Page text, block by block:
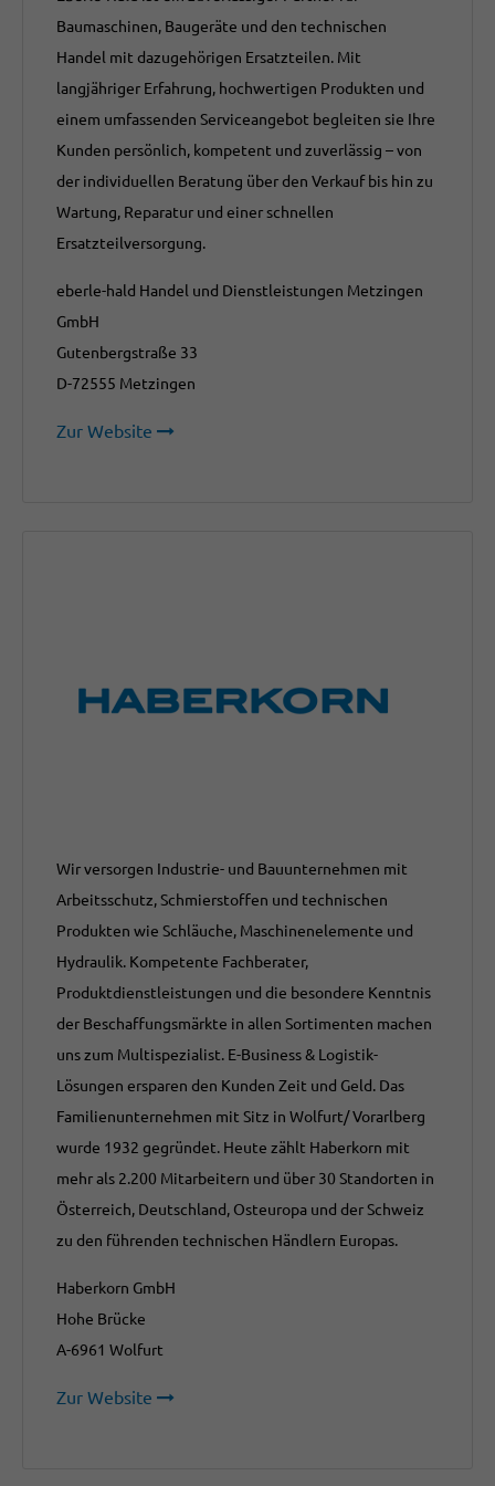
Baumaschinen, Baugeräte und den technischen
Handel mit dazugehörigen Ersatzteilen. Mit
langjähriger Erfahrung, hochwertigen Produkten und
einem umfassenden Serviceangebot begleiten sie Ihre
Kunden persönlich, kompetent und zuverlässig – von
der individuellen Beratung über den Verkauf bis hin zu
Wartung, Reparatur und einer schnellen
Ersatzteilversorgung.
eberle-hald Handel und Dienstleistungen Metzingen
GmbH
Gutenbergstraße 33
D-72555 Metzingen
Zur Website
Wir versorgen Industrie- und Bauunternehmen mit
Arbeitsschutz, Schmierstoffen und technischen
Produkten wie Schläuche, Maschinenelemente und
Hydraulik. Kompetente Fachberater,
Produktdienstleistungen und die besondere Kenntnis
der Beschaffungsmärkte in allen Sortimenten machen
uns zum Multispezialist. E-Business & Logistik-
Lösungen ersparen den Kunden Zeit und Geld. Das
Familienunternehmen mit Sitz in Wolfurt/ Vorarlberg
wurde 1932 gegründet. Heute zählt Haberkorn mit
mehr als 2.200 Mitarbeitern und über 30 Standorten in
Österreich, Deutschland, Osteuropa und der Schweiz
zu den führenden technischen Händlern Europas.
Haberkorn GmbH
Hohe Brücke
A-6961 Wolfurt
Zur Website